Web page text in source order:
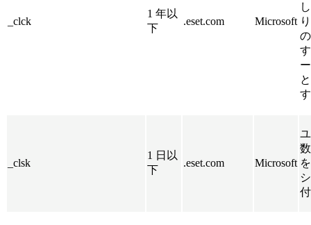
_clck
1 年以
下
.eset.com Microsoft
_clsk
1 日以
下
.eset.com Microsoft